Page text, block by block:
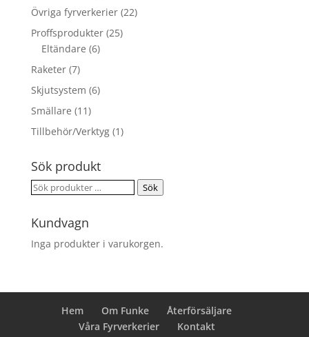
Övriga fyrverkerier (22)
Proffsprodukter (25)
Eltändare (6)
Raketer (7)
Skjutsystem (6)
Smällare (11)
Tillbehör/Verktyg (1)
Sök produkt
Sök
Sök
Kundvagn
Inga produkter i varukorgen.
Hem Om Funke
Återförsäljare
Våra Fyrverkerier
Kontakt